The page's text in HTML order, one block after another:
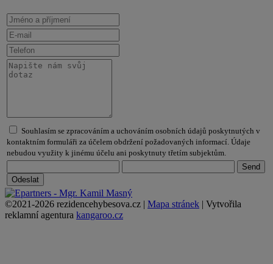
Souhlasím se zpracováním a uchováním osobních údajů poskytnutých v
kontaktním formuláři za účelem obdržení požadovaných informací. Údaje
nebudou využity k jinému účelu ani poskytnuty třetím subjektům.
©2021-2026 rezidencehybesova.cz | Mapa stránek | Vytvořila
reklamní agentura kangaroo.cz